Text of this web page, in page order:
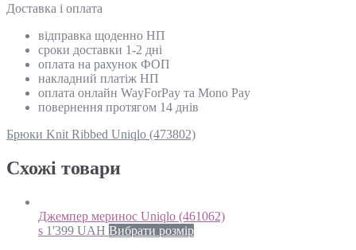
Доставка і оплата
відправка щоденно НП
сроки доставки 1-2 дні
оплата на рахунок ФОП
накладний платіж НП
оплата онлайн WayForPay та Mono Pay
повернення протягом 14 днів
Брюки Knit Ribbed Uniqlo (473802)
Схожi товари
Джемпер меринос Uniqlo (461062)
s 1'399 UAH Вибрати розмір